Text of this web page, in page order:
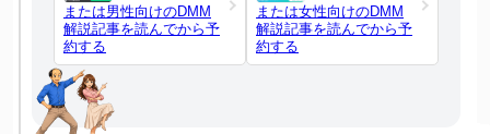
または男性向けのDMM
解説記事を読んでから予
約する
または女性向けのDMM
解説記事を読んでから予
約する